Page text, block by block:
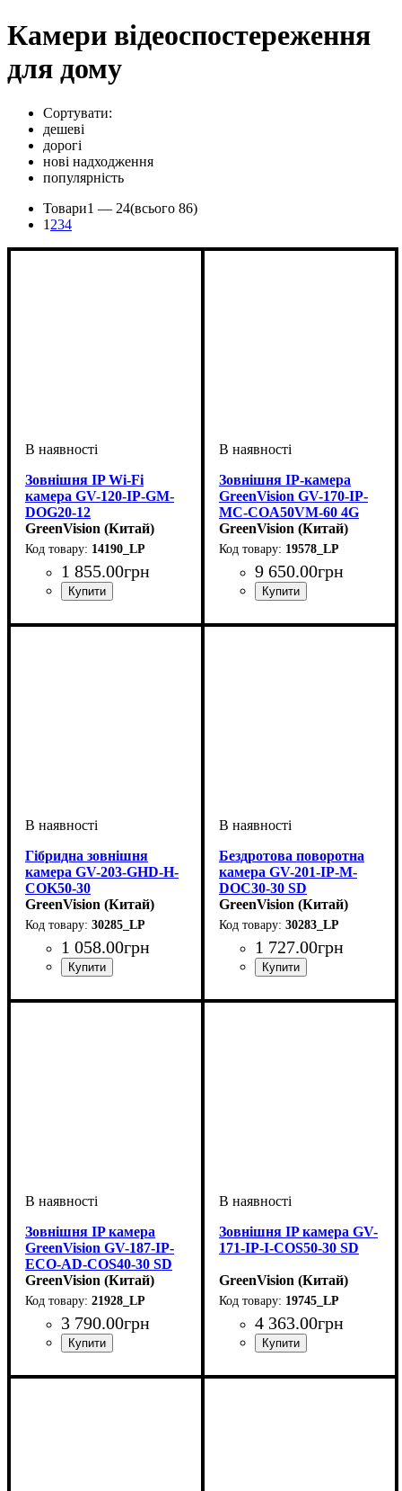
Камери відеоспостереження
для дому
Сортувати:
дешеві
дорогі
нові надходження
популярність
Товари1 — 24(всього 86)
1 234
Зовнішня IP Wi-Fi
камера GV-120-IP-GM-
DOG20-12
GreenVision (Китай)
14190_LP
1 855.00грн
Зовнішня IP-камера
GreenVision GV-170-IP-
MC-COA50VM-60 4G
PTZ
GreenVision (Китай)
19578_LP
9 650.00грн
Гібридна зовнішня
камера GV-203-GHD-H-
СOK50-30
GreenVision (Китай)
30285_LP
1 058.00грн
Бездротова поворотна
камера GV-201-IP-M-
DOС30-30 SD
GreenVision (Китай)
30283_LP
1 727.00грн
Зовнішня IP камера
GreenVision GV-187-IP-
ECO-AD-COS40-30 SD
GreenVision (Китай)
21928_LP
3 790.00грн
Зовнішня IP камера GV-
171-IP-I-COS50-30 SD
GreenVision (Китай)
19745_LP
4 363.00грн